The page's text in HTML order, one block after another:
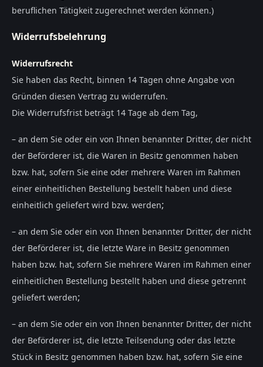
beruflichen Tätigkeit zugerechnet werden können.)
Widerrufsbelehrung
Widerrufsrecht
Sie haben das Recht, binnen 14 Tagen ohne Angabe von
Gründen diesen Vertrag zu widerrufen.
Die Widerrufsfrist beträgt 14 Tage ab dem Tag,
– an dem Sie oder ein von Ihnen benannter Dritter, der nicht
der Beförderer ist, die Waren in Besitz genommen haben
bzw. hat, sofern Sie eine oder mehrere Waren im Rahmen
einer einheitlichen Bestellung bestellt haben und diese
einheitlich geliefert wird bzw. werden;
– an dem Sie oder ein von Ihnen benannter Dritter, der nicht
der Beförderer ist, die letzte Ware in Besitz genommen
haben bzw. hat, sofern Sie mehrere Waren im Rahmen einer
einheitlichen Bestellung bestellt haben und diese getrennt
geliefert werden;
– an dem Sie oder ein von Ihnen benannter Dritter, der nicht
der Beförderer ist, die letzte Teilsendung oder das letzte
Stück in Besitz genommen haben bzw. hat, sofern Sie eine